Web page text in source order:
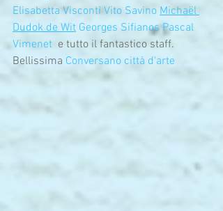
Elisabetta Visconti Vito Savino Michaël
Dudok de Wit Georges Sifianos Pascal
Vimenet
  e tutto il fantastico staff.
Bellissima Conversano città d'arte